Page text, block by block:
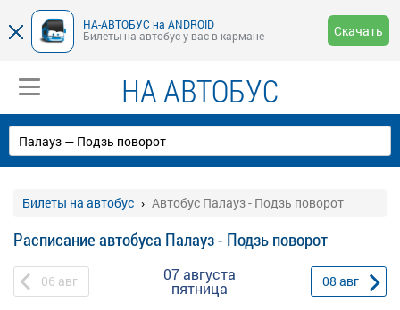
НА-АВТОБУС на ANDROID
Билеты на автобус у вас в кармане
Скачать
НА АВТОБУС
Билеты на автобус Автобус Палауз - Подзь поворот
Расписание автобуса Палауз - Подзь поворот
06 авг 07 августа
пятница 08 авг